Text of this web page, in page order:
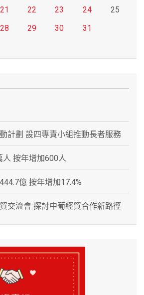
21 22 23 24
25
28 29 30
31
計劃 設四專責小組推動長者服務
按年增加600人
億 按年增加17.4%
交流會 探討中葡經貿合作新路徑